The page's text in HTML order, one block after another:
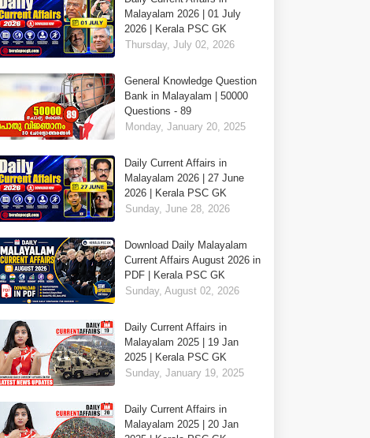
Malayalam 2026 | 01 July
2026 | Kerala PSC GK
Thursday, July 02, 2026
General Knowledge Question
Bank in Malayalam | 50000
Questions - 89
Monday, January 20, 2025
Daily Current Affairs in
Malayalam 2026 | 27 June
2026 | Kerala PSC GK
Sunday, June 28, 2026
Download Daily Malayalam
Current Affairs August 2026 in
PDF | Kerala PSC GK
Sunday, August 02, 2026
Daily Current Affairs in
Malayalam 2025 | 19 Jan
2025 | Kerala PSC GK
Sunday, January 19, 2025
Daily Current Affairs in
Malayalam 2025 | 20 Jan